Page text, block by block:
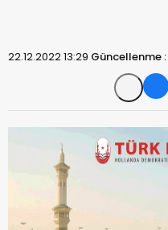
22.12.2022 13:29 Güncellenme :